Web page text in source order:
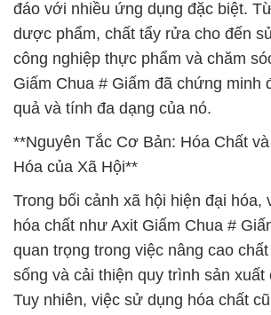
đáo với nhiều ứng dụng đặc biệt.
dược phẩm, chất tẩy rửa cho đến
công nghiệp thực phẩm và chăm
Giấm Chua # Giấm đã chứng minh
quả và tính đa dạng của nó.
**Nguyên Tắc Cơ Bản: Hóa Chất
Hóa của Xã Hội**
Trong bối cảnh xã hội hiện đại hóa,
hóa chất như Axit Giấm Chua #
quan trọng trong việc nâng cao
sống và cải thiện quy trình sản xuất
Tuy nhiên, việc sử dụng hóa chất